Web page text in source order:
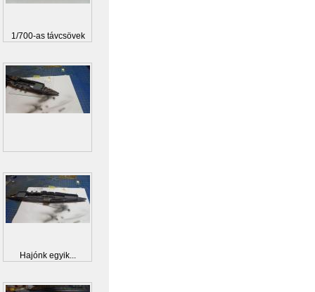
1/700-as távcsövek
Hajónk egyik...